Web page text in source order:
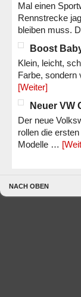
Mal einen
Rennstrecke
bleiben muss.
Boost
Klein, leicht,
Farbe,
[Weiter]
Neuer VW
Der neue
rollen die
Modelle …
NACH OBEN